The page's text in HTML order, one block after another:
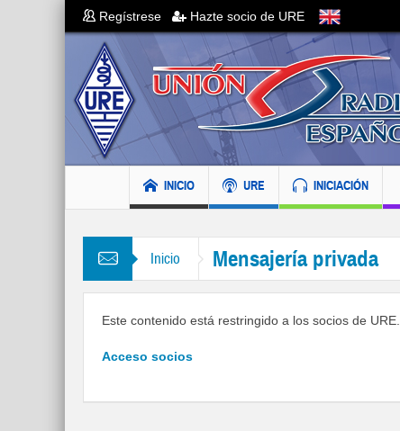
Regístrese Hazte socio de URE
INICIO URE INICIACIÓN
Inicio Mensajería privada
Este contenido está restringido a los socios de
Acceso socios